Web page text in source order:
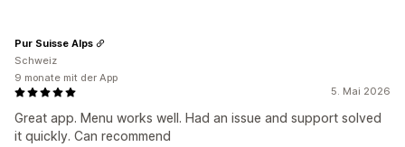
5. Mai 2026
Great app. Menu works well. Had an issue and support solved
it quickly. Can recommend
Pur Suisse Alps
Schweiz
9 monate mit der App